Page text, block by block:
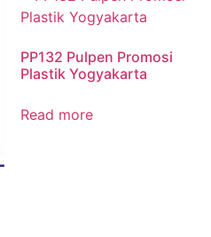
PP132 Pulpen Promosi
Plastik Yogyakarta
Read more